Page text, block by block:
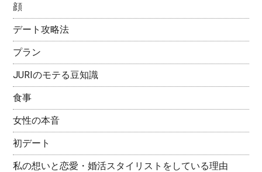
顔
デート攻略法
プラン
JURIのモテる豆知識
食事
女性の本音
初デート
私の想いと恋愛・婚活スタイリストをしている理由